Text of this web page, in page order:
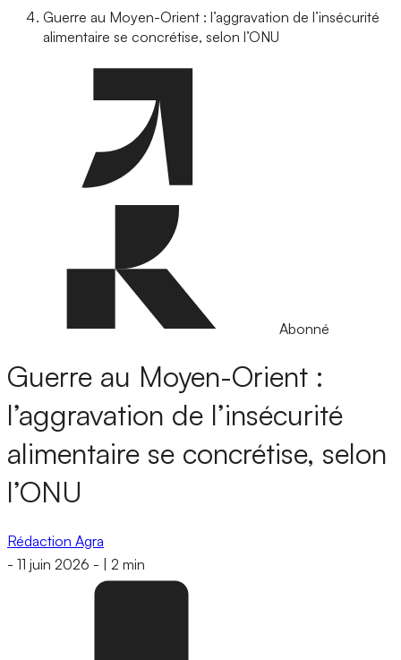
Guerre au Moyen-Orient : l’aggravation de l’insécurité
alimentaire se concrétise, selon l’ONU
Abonné
Guerre au Moyen-Orient :
l’aggravation de l’insécurité
alimentaire se concrétise, selon
l’ONU
Rédaction Agra
- 11 juin 2026 - 2 min